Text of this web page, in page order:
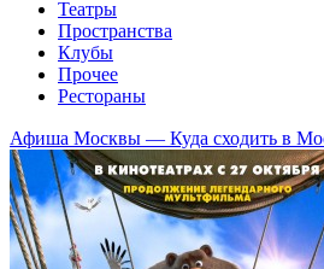
Театры
Пространства
Клубы
Прочее
Рестораны
Афиша Москвы — Куда сходить в